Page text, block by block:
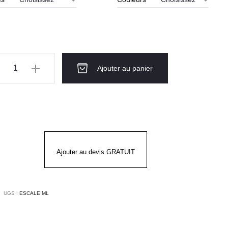
Ajouter au panier
Ajouter au devis GRATUIT
UGS : ESCALE ML